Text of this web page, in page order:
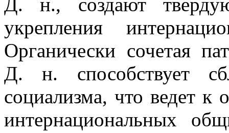
укрепления
Органически сочетая
Д. н. способствует
социализма, что ведет
интернациональных